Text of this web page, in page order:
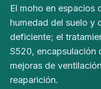
El moho en espacios
humedad del suelo y
deficiente; el
S520, encapsulación
mejoras de
reaparición.